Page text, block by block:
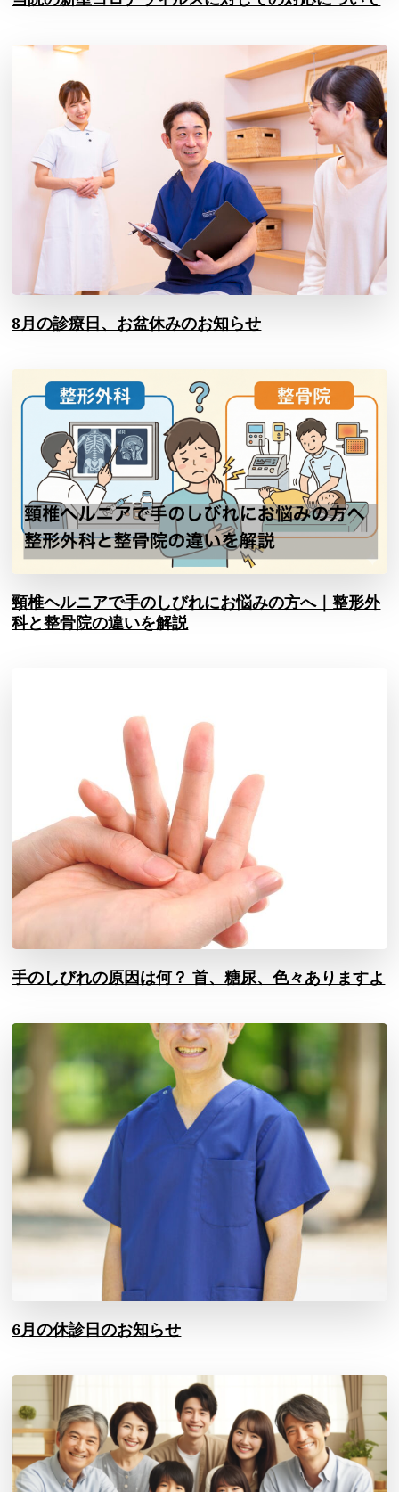
8月の診療日、お盆休みのお知らせ
頸椎ヘルニアで手のしびれにお悩みの方へ｜整形外
科と整骨院の違いを解説
手のしびれの原因は何？ 首、糖尿、色々ありますよ
6月の休診日のお知らせ